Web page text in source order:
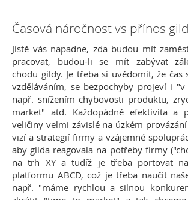
Časová náročnost vs přínos gild
Jistě vás napadne, zda budou mít
pracovat, budou-li se mít zabývat
chodu gildy. Je třeba si uvědomit, že čas
vzděláváním, se bezpochyby projeví i
např. snížením chybovosti produktu,
market" atd. Každopádně efektivita a
veličiny velmi závislé na úzkém
vizí a strategií firmy a vzájemné
aby gilda reagovala na potřeby firmy
na trh XY a tudíž je třeba portovat
platformu ABCD, což je třeba naučit
např. "máme rychlou a silnou